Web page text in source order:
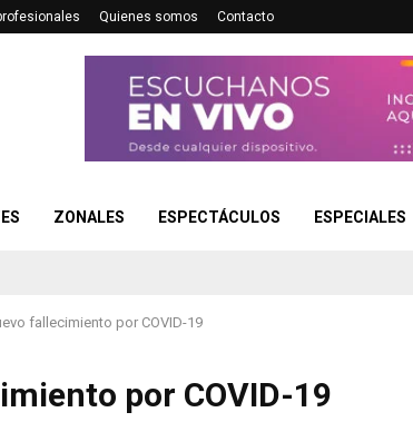
Quienes somos Contacto
ZONALES ESPECTÁCULOS ESPECIALES
fallecimiento por COVID-19
por COVID-19